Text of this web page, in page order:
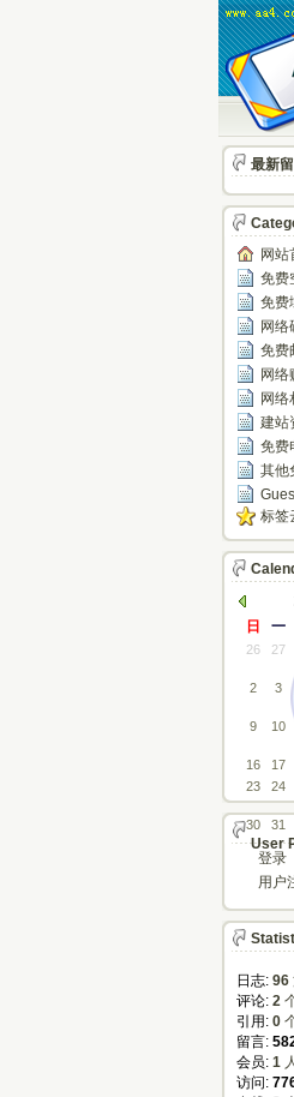
最新
网站
免费
免费
网络
免费
网络
网络
建站
免费
其他
标签
日
一
26 27
2
3
9
10
16
17
23
24
30
31
User
登录
用户
日志: 96
评论: 2
引用: 0
留言:
会员: 1
访问: